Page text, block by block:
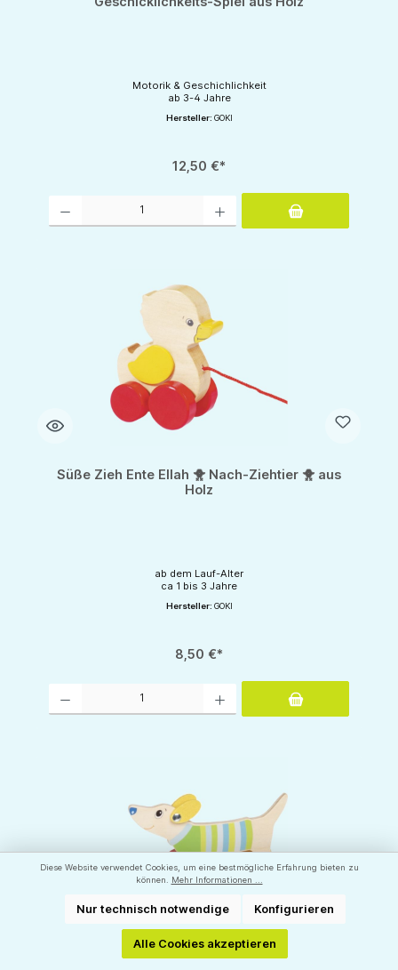
Motorik & Geschichlichkeit
ab 3-4 Jahre
Hersteller: GOKI
12,50 €*
Süße Zieh Ente Ellah 🐥 Nach-Ziehtier 🐥 aus
Holz
ab dem Lauf-Alter
ca 1 bis 3 Jahre
Hersteller: GOKI
8,50 €*
Süßer Zieh-Hund 🐶 Zieh Dackel Waldi 🐶
Diese Website verwendet Cookies, um eine bestmögliche Erfahrung bieten zu
können.
Mehr Informationen ...
Nur technisch notwendige Konfigurieren
Alle Cookies akzeptieren